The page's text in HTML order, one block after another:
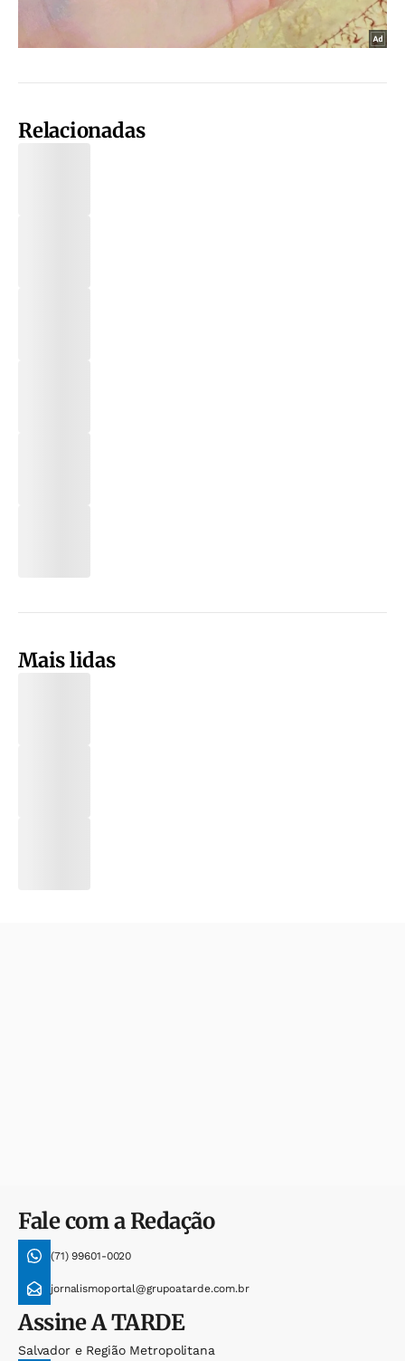
Relacionadas
Mais lidas
Fale com a Redação
(71) 99601-0020
jornalismoportal@grupoatarde.com.br
AssineA TARDE
Salvador e Região Metropolitana